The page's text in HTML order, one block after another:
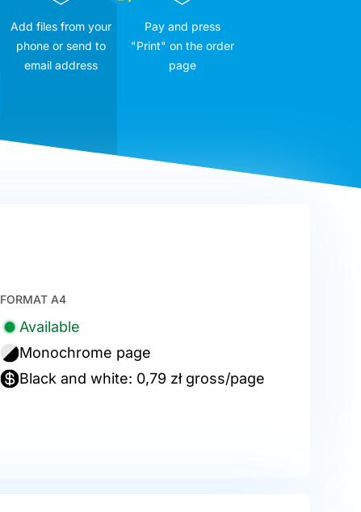
Add files from your
phone or send to
email address
Pay and press
"Print" on the order
page
FORMAT A4
Available
Monochrome page
Black and white: 0,79 zł gross/page